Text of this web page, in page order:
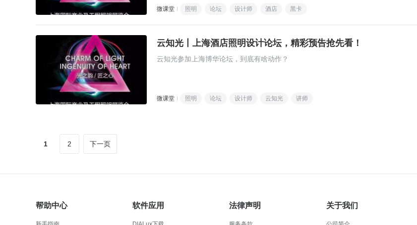
微课堂 照明 论坛 设计师 酒店 黑卡
云知光丨上海酒店照明设计论坛，精彩预告抢先看！
云知光参加上海博华论坛，到底有啥动作？
微课堂 照明 论坛 设计师 云知光 讲师
1 2 下一页
帮助中心 软件应用 法律声明 关于我们